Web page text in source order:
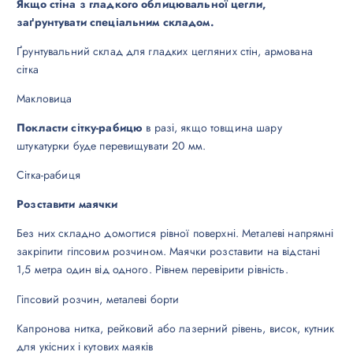
Якщо стіна з гладкого облицювальної цегли,
заґрунтувати спеціальним складом.
Ґрунтувальний склад для гладких цегляних стін, армована
сітка
Макловица
Покласти сітку-рабицю в разі, якщо товщина шару
штукатурки буде перевищувати 20 мм.
Сітка-рабиця
Розставити маячки
Без них складно домогтися рівної поверхні. Металеві напрямні
закріпити гіпсовим розчином. Маячки розставити на відстані
1,5 метра один від одного. Рівнем перевірити рівність.
Гіпсовий розчин, металеві борти
Капронова нитка, рейковий або лазерний рівень, висок, кутник
для укісних і кутових маяків